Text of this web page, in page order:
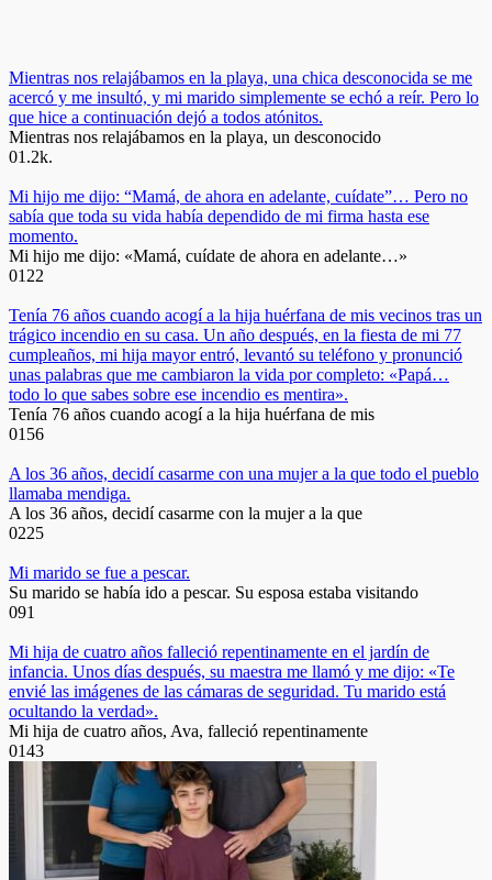
Mientras nos relajábamos en la playa, una chica desconocida se me
acercó y me insultó, y mi marido simplemente se echó a reír. Pero lo
que hice a continuación dejó a todos atónitos.
Mientras nos relajábamos en la playa, un desconocido
01.2k.
Mi hijo me dijo: “Mamá, de ahora en adelante, cuídate”… Pero no
sabía que toda su vida había dependido de mi firma hasta ese
momento.
Mi hijo me dijo: «Mamá, cuídate de ahora en adelante…»
0122
Tenía 76 años cuando acogí a la hija huérfana de mis vecinos tras un
trágico incendio en su casa. Un año después, en la fiesta de mi 77
cumpleaños, mi hija mayor entró, levantó su teléfono y pronunció
unas palabras que me cambiaron la vida por completo: «Papá…
todo lo que sabes sobre ese incendio es mentira».
Tenía 76 años cuando acogí a la hija huérfana de mis
0156
A los 36 años, decidí casarme con una mujer a la que todo el pueblo
llamaba mendiga.
A los 36 años, decidí casarme con la mujer a la que
0225
Mi marido se fue a pescar.
Su marido se había ido a pescar. Su esposa estaba visitando
091
Mi hija de cuatro años falleció repentinamente en el jardín de
infancia. Unos días después, su maestra me llamó y me dijo: «Te
envié las imágenes de las cámaras de seguridad. Tu marido está
ocultando la verdad».
Mi hija de cuatro años, Ava, falleció repentinamente
0143